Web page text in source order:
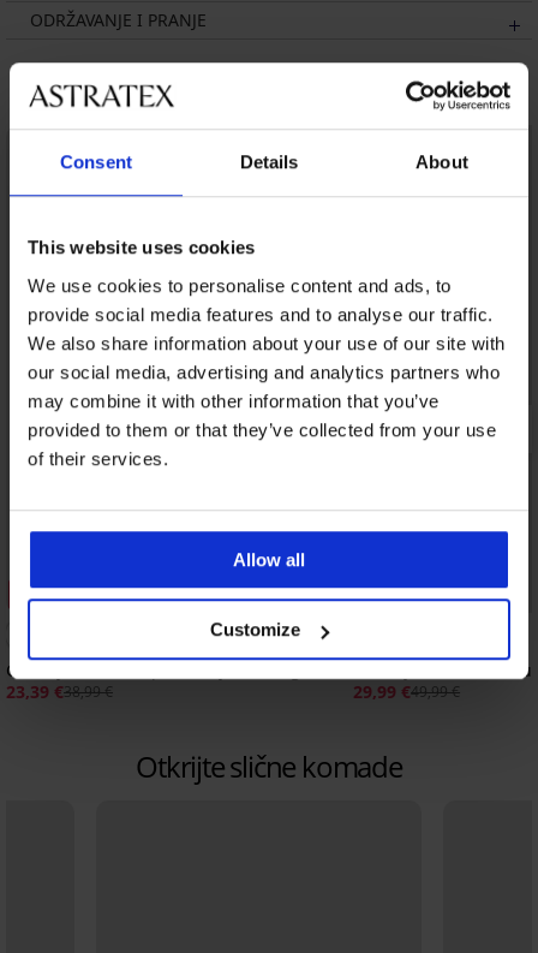
Consent Details About
This website uses cookies
We use cookies to personalise content and ads, to
provide social media features and to analyse our traffic.
We also share information about your use of our site with
our social media, advertising and analytics partners who
may combine it with other information that you’ve
provided to them or that they’ve collected from your use
of their services.
Allow all
Customize
ODRŽAVANJE I PRANJE
Možda će vam se svidjeti
Popust -40%
Grudnjak Xanthia podstavljeni Plunge
23,39 €38,99 €
Popust -40%
Grudnjak Cabello II
29,99 €49,99 €
Otkrijte slične komade